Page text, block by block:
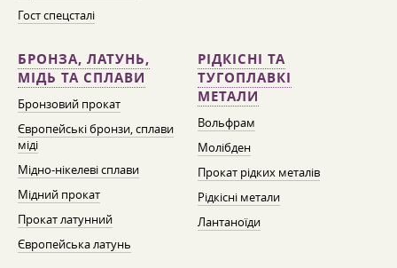
Гост спецсталі
БРОНЗА, ЛАТУНЬ,
МІДЬ ТА СПЛАВИ
Бронзовий прокат
Європейські бронзи, сплави
міді
Мідно-нікелеві сплави
Мідний прокат
Прокат латунний
Європейська латунь
РІДКІСНІ ТА
ТУГОПЛАВКІ
МЕТАЛИ
Вольфрам
Молібден
Прокат рідких металів
Рідкісні метали
Лантаноїди